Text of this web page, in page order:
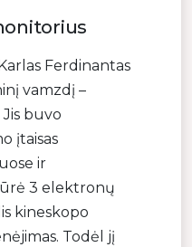
Ferdinantas
vamzdį –
Jis buvo
įtaisas
ir
3 elektronų
kineskopo
Todėl jį